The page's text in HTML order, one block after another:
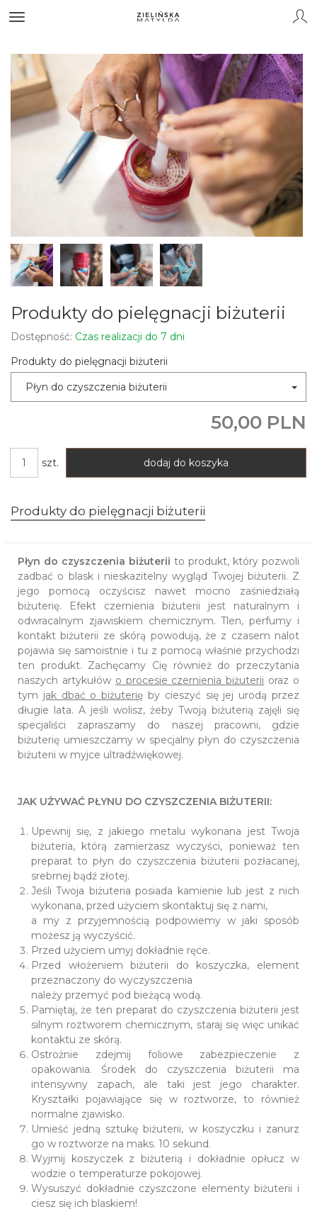
Produkty do pielęgnacji biżuterii
Dostępność: Czas realizacji do 7 dni
Produkty do pielęgnacji biżuterii
Płyn do czyszczenia biżuterii
50,00 PLN
szt. dodaj do koszyka
Produkty do pielęgnacji biżuterii
Płyn do czyszczenia biżuterii to produkt, który pozwoli
zadbać o blask i nieskazitelny wygląd Twojej biżuterii. Z
jego pomocą oczyścisz nawet mocno zaśniedziałą
biżuterię. Efekt czernienia biżuterii jest naturalnym i
odwracalnym zjawiskiem chemicznym. Tlen, perfumy i
kontakt biżuterii ze skórą powodują, że z czasem nalot
pojawia się samoistnie i tu z pomocą właśnie przychodzi
ten produkt. Zachęcamy Cię również do przeczytania
naszych artykułów o procesie czernienia biżuterii oraz o
tym jak dbać o biżuterię by cieszyć się jej urodą przez
długie lata. A jeśli wolisz, żeby Twoją biżuterią zajęli się
specjaliści zapraszamy do naszej pracowni, gdzie
biżuterię umieszczamy w specjalny płyn do czyszczenia
biżuterii w myjce ultradźwiękowej.
JAK UŻYWAĆ PŁYNU DO CZYSZCZENIA BIŻUTERII:
Upewnij się, z jakiego metalu wykonana jest Twoja
biżuteria, którą zamierzasz wyczyści, ponieważ ten
preparat to płyn do czyszczenia biżuterii pozłacanej,
srebrnej bądź złotej.
Jeśli Twoja biżuteria posiada kamienie lub jest z nich
wykonana, przed użyciem skontaktuj się z nami,
a my z przyjemnością podpowiemy w jaki sposób
możesz ją wyczyścić.
Przed użyciem umyj dokładnie ręce.
Przed włożeniem biżuterii do koszyczka, element
przeznaczony do wyczyszczenia
należy przemyć pod bieżącą wodą.
Pamiętaj, że ten preparat do czyszczenia biżuterii jest
silnym roztworem chemicznym, staraj się więc unikać
kontaktu ze skórą.
Ostrożnie zdejmij foliowe zabezpieczenie z
opakowania. Środek do czyszczenia biżuterii ma
intensywny zapach, ale taki jest jego charakter.
Kryształki pojawiające się w roztworze, to również
normalne zjawisko.
Umieść jedną sztukę biżuterii, w koszyczku i zanurz
go w roztworze na maks. 10 sekund.
Wyjmij koszyczek z biżuterią i dokładnie opłucz w
wodzie o temperaturze pokojowej.
Wysuszyć dokładnie czyszczone elementy biżuterii i
ciesz się ich blaskiem!